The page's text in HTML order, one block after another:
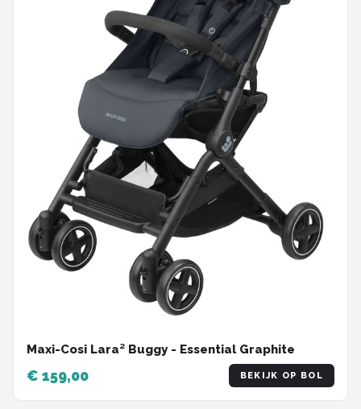
Maxi-Cosi Lara² Buggy - Essential Graphite
€ 159,00 BEKIJK OP BOL